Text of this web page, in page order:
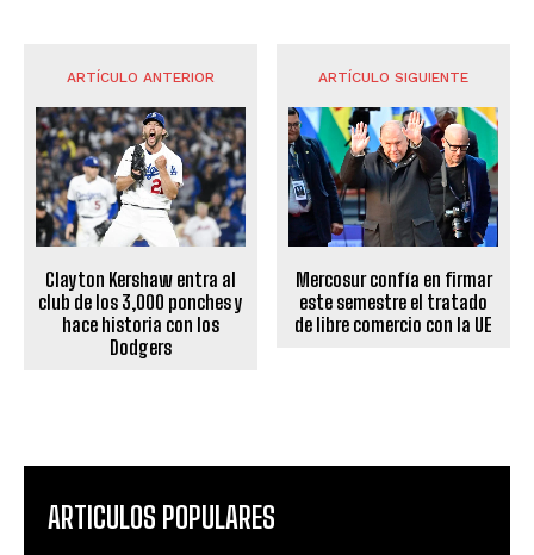
ARTÍCULO ANTERIOR
Clayton Kershaw entra al
club de los 3,000 ponches y
hace historia con los
Dodgers
ARTÍCULO SIGUIENTE
Mercosur confía en firmar
este semestre el tratado
de libre comercio con la UE
ARTICULOS POPULARES